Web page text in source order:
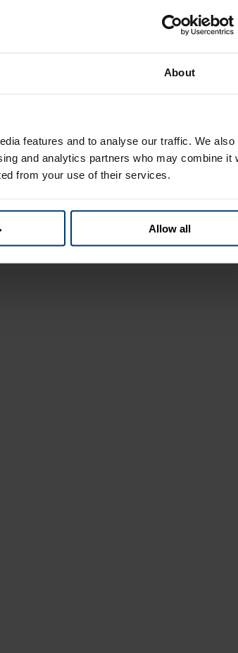
About
features and to analyse our traffic. We also
and analytics partners who may combine it
from your use of their services.
Allow all